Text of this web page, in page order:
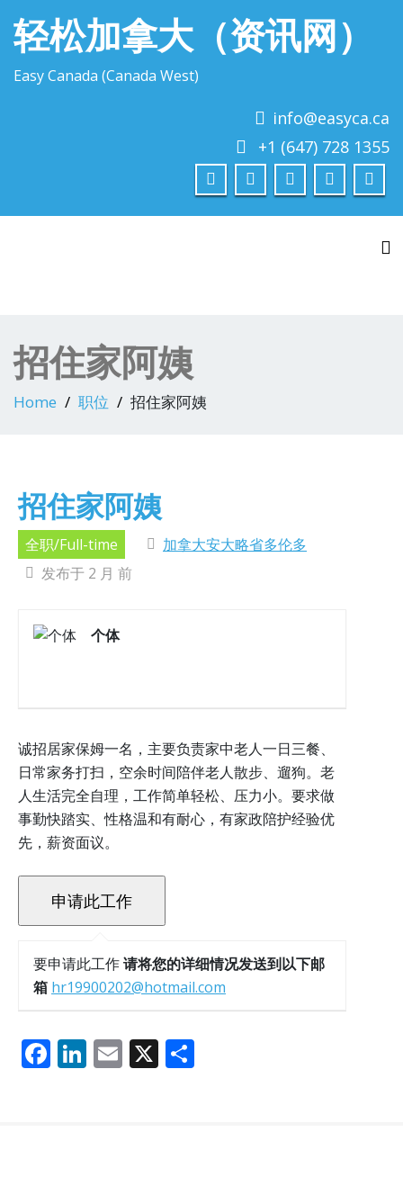
轻松加拿大（资讯网）
Easy Canada (Canada West)
info@easyca.ca
+1 (647) 728 1355
招住家阿姨
Home 职位 招住家阿姨
招住家阿姨
全职/Full-time
加拿大安大略省多伦多
发布于 2 月 前
个体
诚招居家保姆一名，主要负责家中老人一日三餐、
日常家务打扫，空余时间陪伴老人散步、遛狗。老
人生活完全自理，工作简单轻松、压力小。要求做
事勤快踏实、性格温和有耐心，有家政陪护经验优
先，薪资面议。
要申请此工作请将您的详细情况发送到以下邮
箱 hr19900202@hotmail.com
F Li E X